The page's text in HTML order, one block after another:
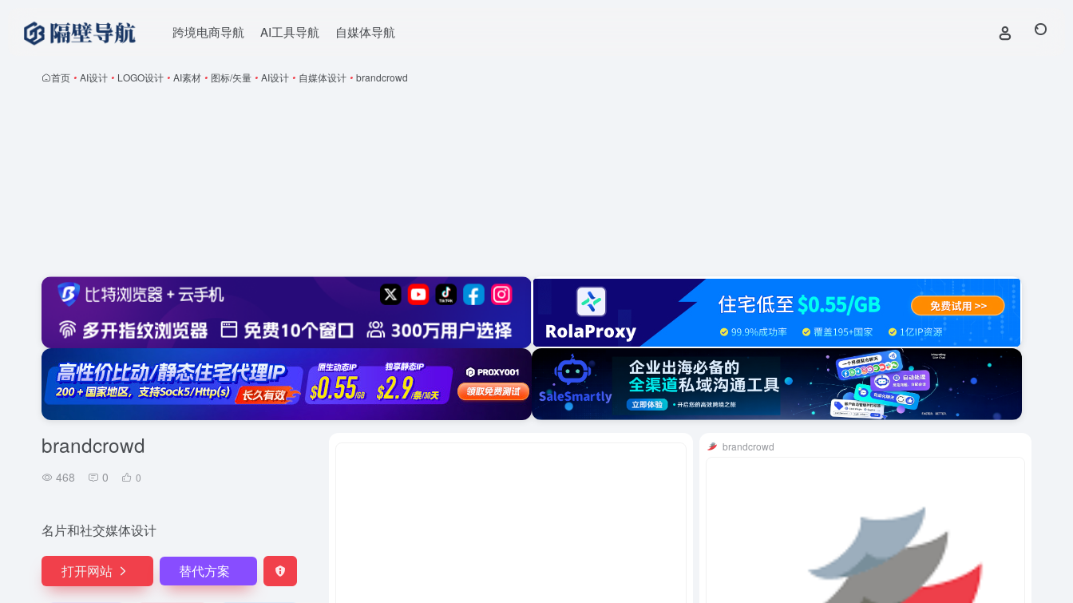
跨境电商导航 AI工具导航 自媒体导航
首页 • AI设计 • LOGO设计 • AI素材 • 图标/矢量 • AI设计 • 自媒体设计 • brandcrowd
brandcrowd
468 0 0
名片和社交媒体设计
打开网站 替代方案
brandcrowd